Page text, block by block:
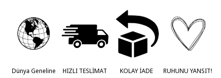
Dünya Geneline
HIZLI TESLİMAT
KOLAY İADE
RUHUNU YANSIT!